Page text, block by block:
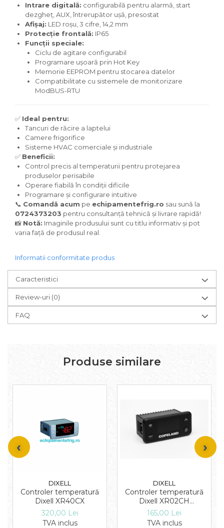
Intrare digitală: configurabilă pentru alarmă, start
dezgheț, AUX, întrerupător ușă, presostat​
Afișaj: LED roșu, 3 cifre, 14,2 mm​
Protecție frontală: IP65​
Funcții speciale:
Ciclu de agitare configurabil​
Programare ușoară prin Hot Key​
Memorie EEPROM pentru stocarea datelor​
Compatibilitate cu sistemele de monitorizare
ModBUS-RTU​
✅ Ideal pentru:
Tancuri de răcire a laptelui​
Camere frigorifice
Sisteme HVAC comerciale și industriale​
✅ Beneficii:
Control precis al temperaturii pentru protejarea
produselor perisabile​
Operare fiabilă în condiții dificile​
Programare și configurare intuitive​
📞 Comandă acum pe echipamentefrig.ro sau sună la
0724373203 pentru consultanță tehnică și livrare rapidă!
📸 Notă: Imaginile produsului sunt cu titlu informativ și pot
varia față de produsul real.
Informatii conformitate produs
Caracteristici
Review-uri (0)
FAQ
Produse similare
DIXELL
Controler temperatură
Dixell XR40CX
320,00 Lei
TVA inclus
DIXELL
Controler temperatură
Dixell XR02CH
(Copeland)
165,00 Lei
TVA inclus